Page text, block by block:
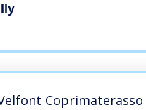
Coprimaterasso